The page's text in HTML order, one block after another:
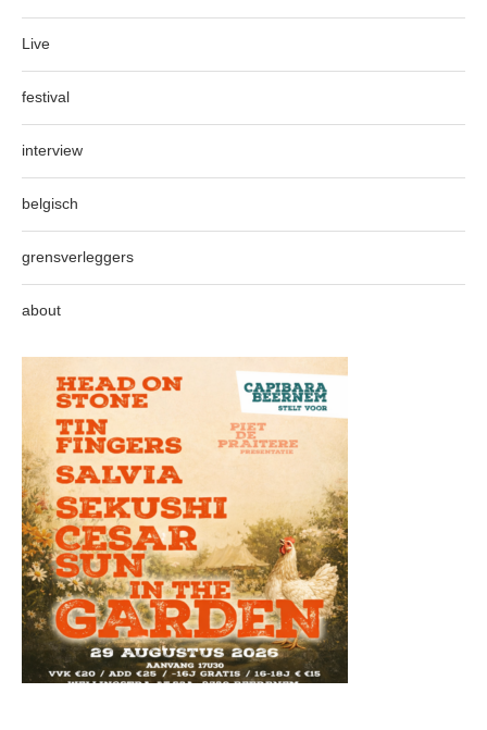
Live
festival
interview
belgisch
grensverleggers
about